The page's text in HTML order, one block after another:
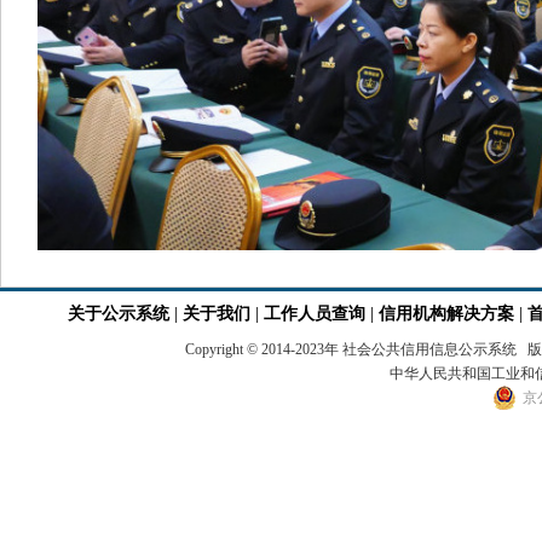
关于公示系统| 关于我们 | 工作人员查询 | 信用机构解决方案 |
Copyright © 2014-2023年 社会公共信用信息公示系
中华人民共和国工业和
京